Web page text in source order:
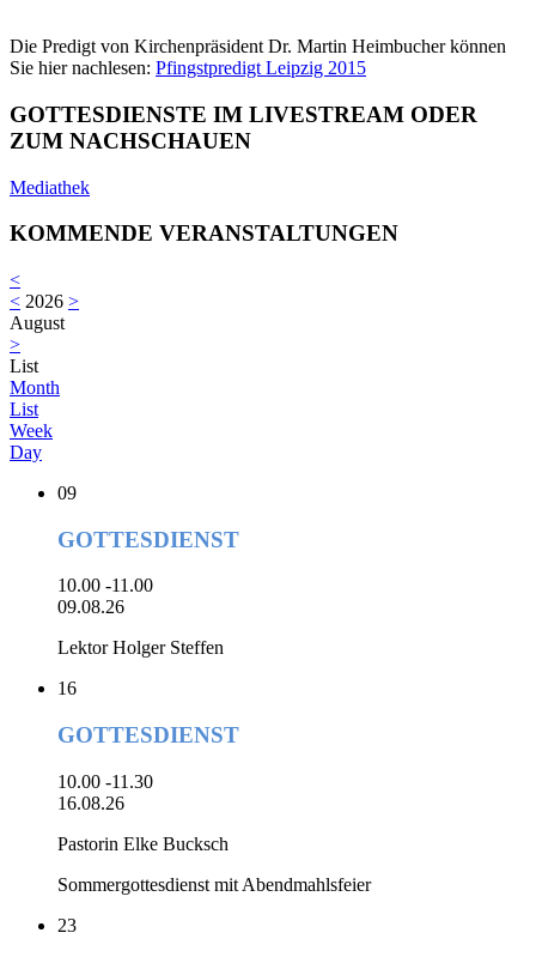
Die Predigt von Kirchenpräsident Dr. Martin Heimbucher können
Sie hier nachlesen: Pfingstpredigt Leipzig 2015
GOTTESDIENSTE IM LIVESTREAM ODER
ZUM NACHSCHAUEN
Mediathek
KOMMENDE VERANSTALTUNGEN
<
< 2026 >
August
>
List
Month
List
Week
Day
09
GOTTESDIENST
10.00 -11.00
09.08.26
Lektor Holger Steffen
16
GOTTESDIENST
10.00 -11.30
16.08.26
Pastorin Elke Bucksch
Sommergottesdienst mit Abendmahlsfeier
23